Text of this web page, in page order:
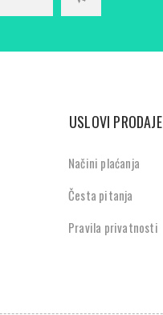
USLOVI PRODAJE
Načini plaćanja
Česta pitanja
Pravila privatnosti